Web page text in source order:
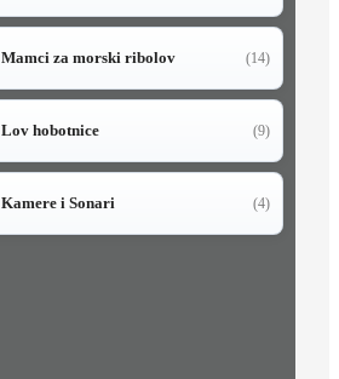
Mamci za morski ribolov (14)
Lov hobotnice (9)
Kamere i Sonari (4)